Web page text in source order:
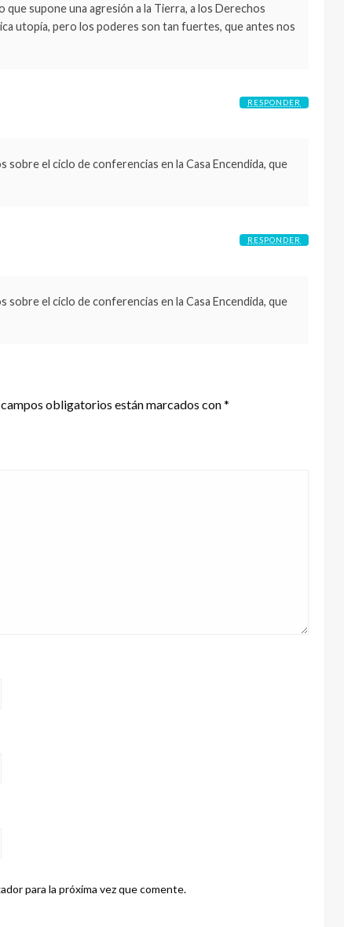
que supone una agresión a la Tierra, a los Derechos
utopía, pero los poderes son tan fuertes, que antes nos
el ciclo de conferencias en la Casa Encendida, que
RESPONDER
el ciclo de conferencias en la Casa Encendida, que
RESPONDER
campos obligatorios están marcados con*
para la próxima vez que comente.